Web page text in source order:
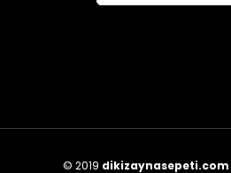
© 2019 dikizaynasepeti.com